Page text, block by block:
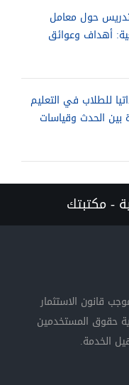
حول معامل
أهداف وعوائق
للطلاب في التعليم
الحدث وقياسات
- مكتبتك
قانون الاستثمار
2015 وذلك لحماية حقوق المستخدمين
الخدمة.